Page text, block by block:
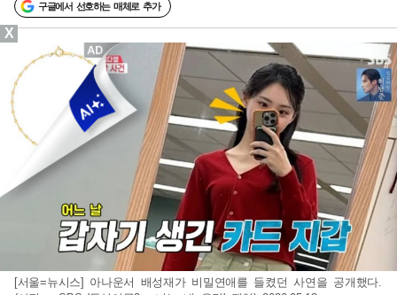
구글에서 선호하는 매체로 추가
[서울=뉴시스] 아나운서 배성재가 비밀연애를 들켰던 사연을 공개했다.
X